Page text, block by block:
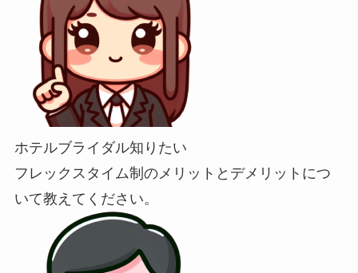
ホテルブライダル知りたい
フレックスタイム制のメリットとデメリットにつ
いて教えてください。